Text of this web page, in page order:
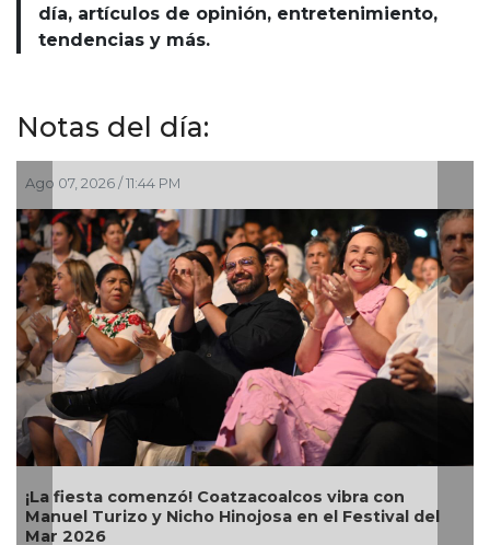
día, artículos de opinión, entretenimiento,
tendencias y más.
Notas del día:
PM
Coatzacoalcos vibra con
Nicho Hinojosa en el Festival del
Alcalde Samuel
Bugambilias en